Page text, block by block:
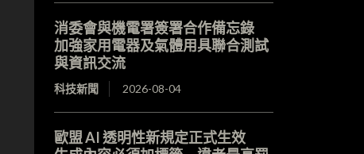
消委會與機電署簽署合作備忘錄
加強家用電器及氣體用具聯合測試
與資訊交流
科技新聞 2026-08-04
歐盟 AI 透明性新規定正式生效